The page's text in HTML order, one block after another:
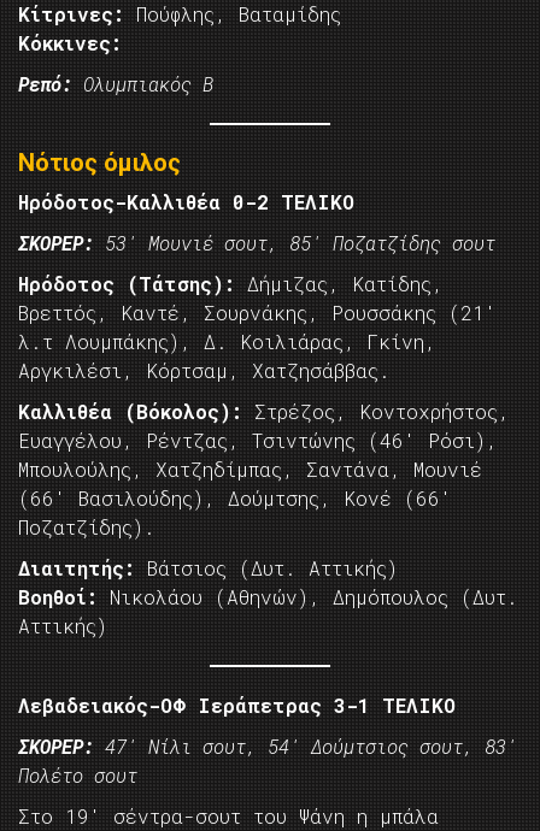
Κίτρινες: Πούφλης, Βαταμίδης
Κόκκινες:
Ρεπό: Ολυμπιακός Β
Νότιος όμιλος
Ηρόδοτος-Καλλιθέα 0-2 ΤΕΛΙΚΟ
ΣΚΟΡΕΡ: 53′ Μουνιέ σουτ, 85′ Ποζατζίδης σουτ
Ηρόδοτος (Τάτσης): Δήμιζας, Κατίδης,
Βρεττός, Καντέ, Σουρνάκης, Ρουσσάκης (21′
λ.τ Λουμπάκης), Δ. Κοιλιάρας, Γκίνη,
Αργκιλέσι, Κόρτσαμ, Χατζησάββας.
Καλλιθέα (Βόκολος): Στρέζος, Κοντοχρήστος,
Ευαγγέλου, Ρέντζας, Τσιντώνης (46′ Ρόσι),
Μπουλούλης, Χατζηδίμπας, Σαντάνα, Μουνιέ
(66′ Βασιλούδης), Δούμτσης, Κονέ (66′
Ποζατζίδης).
Διαιτητής:
Βάτσιος (Δυτ. Αττικής)
Βοηθοί:
Νικολάου (Αθηνών), Δημόπουλος (Δυτ.
Αττικής)
Λεβαδειακός-ΟΦ Ιεράπετρας 3-1 ΤΕΛΙΚΟ
ΣΚΟΡΕΡ: 47′ Νίλι σουτ, 54′ Δούμτσιος σουτ, 83′
Πολέτο σουτ
Στο 19′ σέντρα-σουτ του Ψάνη η μπάλα